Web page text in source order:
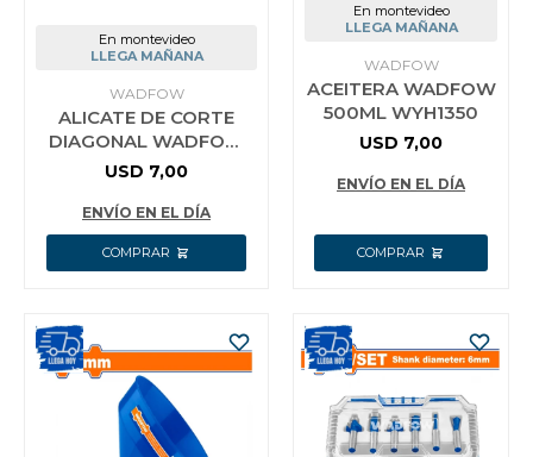
En montevideo
LLEGA MAÑANA
WADFOW
ALICATE DE CORTE
DIAGONAL WADFOW
WPL7608
USD 7,00
ENVÍO EN EL DÍA
En montevideo
LLEGA MAÑANA
WADFOW
ACEITERA WADFOW
500ML WYH1350
USD 7,00
ENVÍO EN EL DÍA